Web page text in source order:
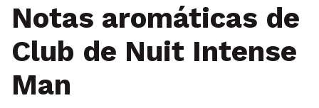
Notas aromáticas de
Club de Nuit Intense
Man